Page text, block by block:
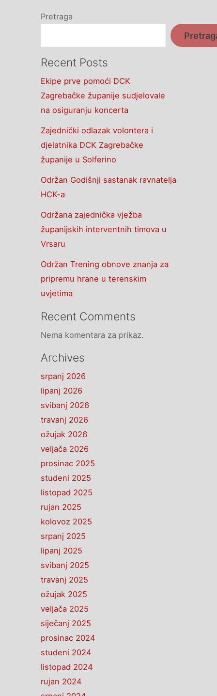
Pretraga
Recent Posts
Ekipe prve pomoći DCK
Zagrebačke županije sudjelovale
na osiguranju koncerta
Zajednički odlazak volontera i
djelatnika DCK Zagrebačke
županije u Solferino
Održan Godišnji sastanak ravnatelja
HCK-a
Održana zajednička vježba
županijskih interventnih timova u
Vrsaru
Održan Trening obnove znanja za
pripremu hrane u terenskim
uvjetima
Recent Comments
Nema komentara za prikaz.
Archives
srpanj 2026
lipanj 2026
svibanj 2026
travanj 2026
ožujak 2026
veljača 2026
prosinac 2025
studeni 2025
listopad 2025
rujan 2025
kolovoz 2025
srpanj 2025
lipanj 2025
svibanj 2025
travanj 2025
ožujak 2025
veljača 2025
siječanj 2025
prosinac 2024
studeni 2024
listopad 2024
rujan 2024